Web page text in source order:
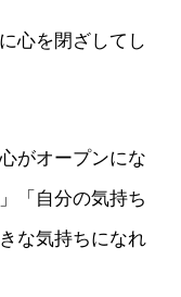
心を閉ざしてし
がオープンにな
「自分の気持ち
な気持ちになれ